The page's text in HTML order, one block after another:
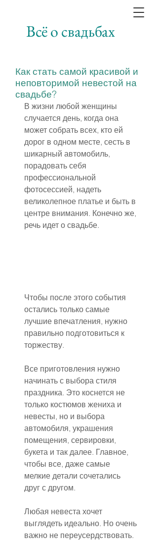
Всё о свадьбах
Как стать самой красивой и
неповторимой невестой на
свадьбе?
В жизни любой женщины
случается день, когда она
может собрать всех, кто ей
дорог в одном месте, сесть в
шикарный автомобиль,
порадовать себя
профессиональной
фотосессией, надеть
великолепное платье и быть в
центре внимания. Конечно же,
речь идет о свадьбе.
Чтобы после этого события
остались только самые
лучшие впечатления, нужно
правильно подготовиться к
торжеству.
Все приготовления нужно
начинать с выбора стиля
праздника. Это коснется не
только костюмов жениха и
невесты, но и выбора
автомобиля, украшения
помещения, сервировки,
букета и так далее. Главное,
чтобы все, даже самые
мелкие детали сочетались
друг с другом.
Любая невеста хочет
выглядеть идеально. Но очень
важно не переусердствовать.